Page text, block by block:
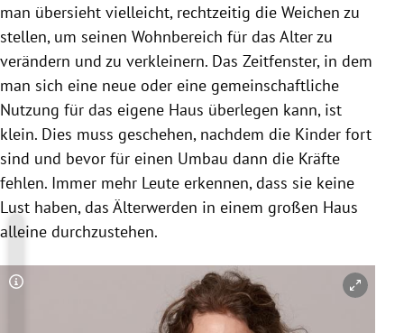
man übersieht vielleicht, rechtzeitig die Weichen zu
stellen, um seinen Wohnbereich für das Alter zu
verändern und zu verkleinern. Das Zeitfenster, in dem
man sich eine neue oder eine gemeinschaftliche
Nutzung für das eigene Haus überlegen kann, ist
klein. Dies muss geschehen, nachdem die Kinder fort
sind und bevor für einen Umbau dann die Kräfte
fehlen. Immer mehr Leute erkennen, dass sie keine
Lust haben, das Älterwerden in einem großen Haus
alleine durchzustehen.
Copyright-Hinweis öffnen/schließen